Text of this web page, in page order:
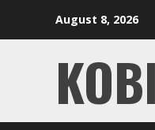
August 8, 2026